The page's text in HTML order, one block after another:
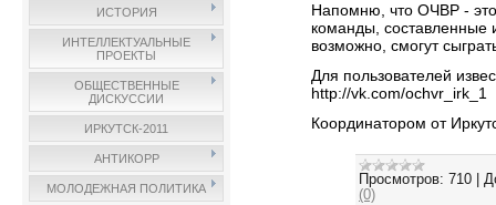
ИСТОРИЯ
ИНТЕЛЛЕКТУАЛЬНЫЕ
ПРОЕКТЫ
ОБЩЕСТВЕННЫЕ
ДИСКУССИИ
ИРКУТСК-2011
АНТИКОРР
МОЛОДЕЖНАЯ ПОЛИТИКА
Напомню, что ОЧВР - это
команды, составленные
возможно, смогут
Для пользователей
http://vk.com/ochvr_irk_1
Координатором от
Просмотров: 710
(0)